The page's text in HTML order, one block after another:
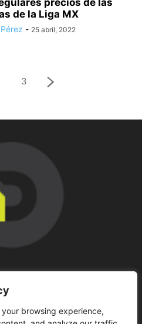
browsing experience,
precios de las
de la Liga MX
- 25 abril, 2022
3